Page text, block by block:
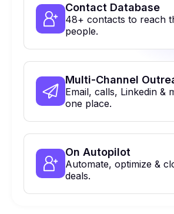
Contact Database
48+ contacts to reach
people.
Multi-Channel
Email, calls, Linkedin &
one place.
On Autopilot
Automate, optimize &
deals.